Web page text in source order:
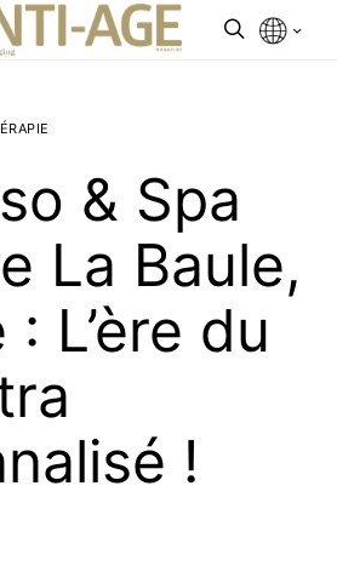
& Spa
La Baule,
L’ère du
!